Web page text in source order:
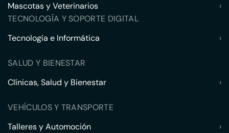
Mascotas y Veterinarios
›
TECNOLOGÍA Y SOPORTE DIGITAL
Tecnología e Informática
›
SALUD Y BIENESTAR
Clínicas, Salud y Bienestar
›
VEHÍCULOS Y TRANSPORTE
Talleres y Automoción
›